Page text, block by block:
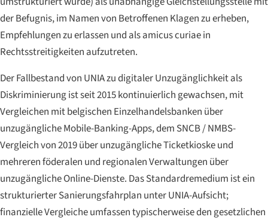
der Befugnis, im Namen von Betroffenen Klagen zu erheben,
Empfehlungen zu erlassen und alsamicus curiaein
Rechtsstreitigkeiten aufzutreten.
Der Fallbestand von UNIA zu digitaler Unzugänglichkeit als
Diskriminierung ist seit 2015 kontinuierlich gewachsen, mit
Vergleichen mit belgischen Einzelhandelsbanken über
unzugängliche Mobile-Banking-Apps, dem SNCB / NMBS-
Vergleich von 2019 über unzugängliche Ticketkioske und
mehreren föderalen und regionalen Verwaltungen über
unzugängliche Online-Dienste. Das Standardremedium ist ein
strukturierter Sanierungsfahrplan unter UNIA-Aufsicht;
finanzielle Vergleiche umfassen typischerweise den gesetzlichen